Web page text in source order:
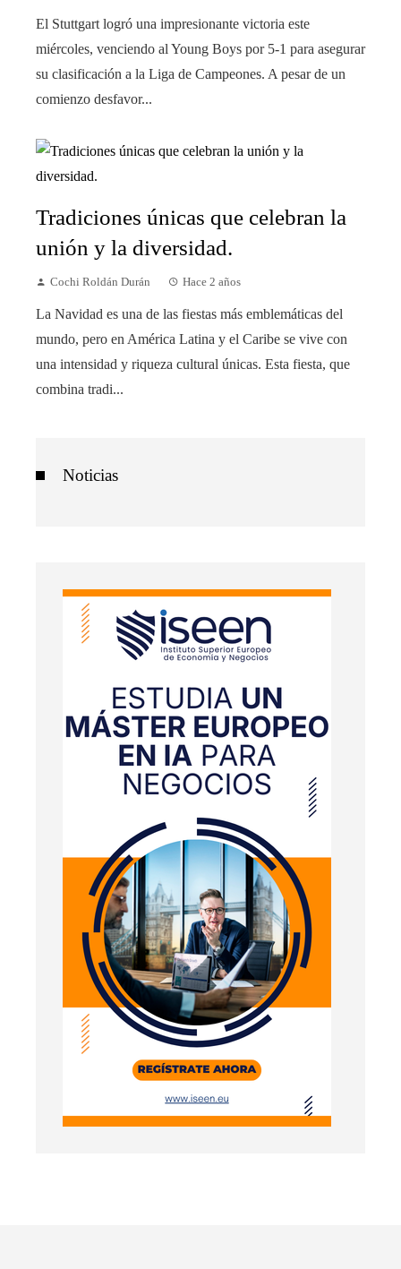
El Stuttgart logró una impresionante victoria este
miércoles, venciendo al Young Boys por 5-1 para asegurar
su clasificación a la Liga de Campeones. A pesar de un
comienzo desfavor...
Tradiciones únicas que celebran la
unión y la diversidad.
Cochi Roldán Durán Hace 2 años
La Navidad es una de las fiestas más emblemáticas del
mundo, pero en América Latina y el Caribe se vive con
una intensidad y riqueza cultural únicas. Esta fiesta, que
combina tradi...
Noticias